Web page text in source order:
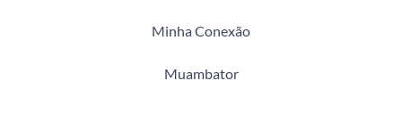
Minha Conexão
Muambator